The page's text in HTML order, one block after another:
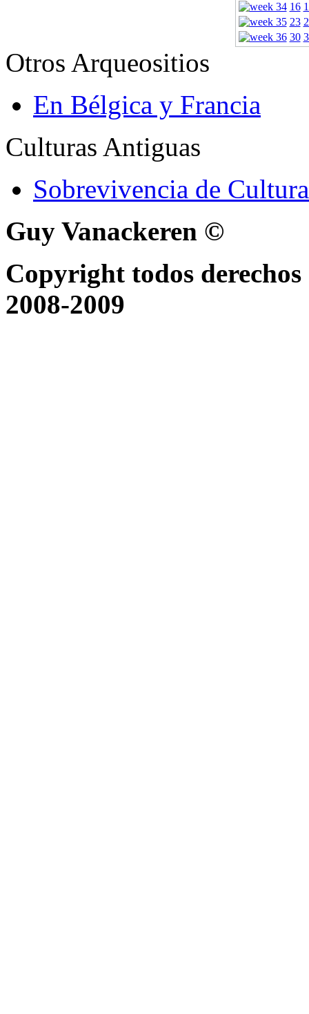
16
23
30
Otros Arqueositios
En Bélgica y Francia
Culturas Antiguas
Sobrevivencia de
Guy Vanackeren ©
Copyright todos
2008-2009